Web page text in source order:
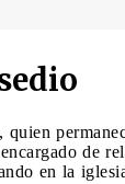
, quien
de
en la